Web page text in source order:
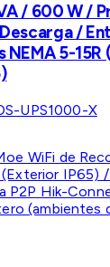
/ 600 W /
/
NEMA 5-
UPS1000-X